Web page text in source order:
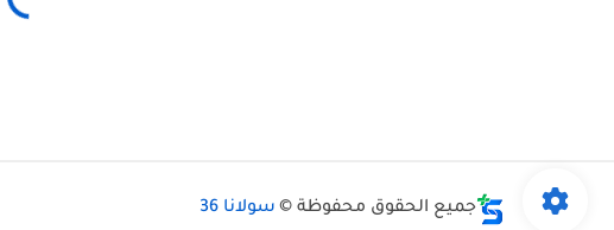
جميع الحقوق محفوظة © سولانا 36